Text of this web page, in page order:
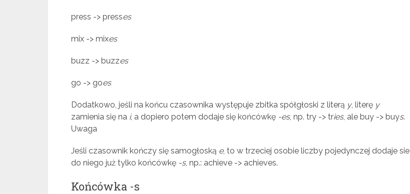
press -> presses
mix -> mixes
buzz -> buzzes
go -> goes
Dodatkowo, jeśli na końcu czasownika występuje zbitka spółgłoski z literą y, literę y
zamienia się na i, a dopiero potem dodaje się końcówkę -es, np. try -> tries, ale buy -> buys.
Uwaga
Jeśli czasownik kończy się samogłoską e, to w trzeciej osobie liczby pojedynczej dodaje sie
do niego już tylko końcówkę -s, np.: achieve -> achieves.
Końcówka -s